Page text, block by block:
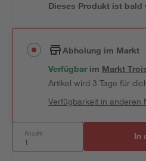
Dieses Produkt ist bald
Abholung im Markt
Verfügbar im Markt
Artikel wird 3 Tage für
Verfügbarkeit in anderen
Anzahl: In